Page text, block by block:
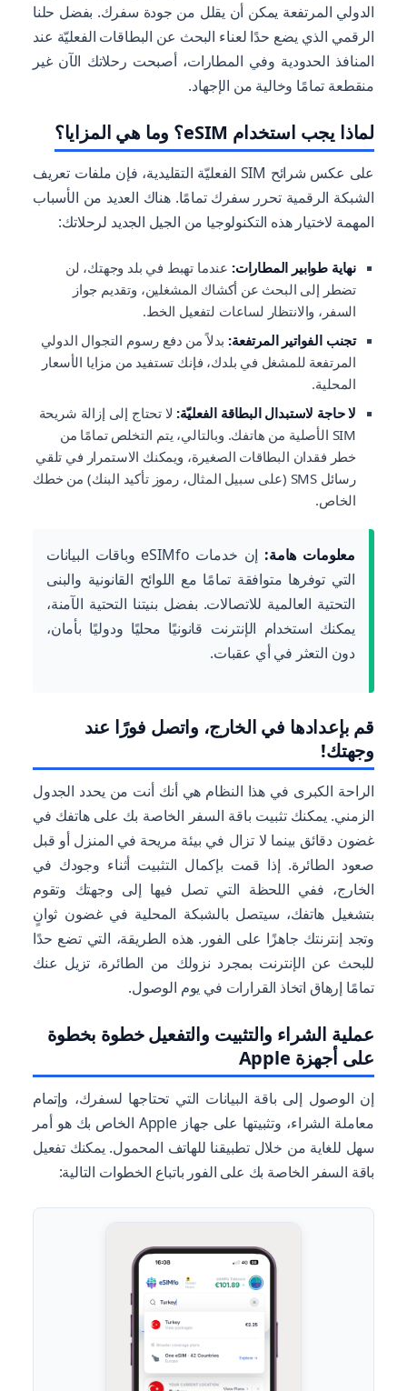
الدولي المرتفعة يمكن أن يقلل من جودة سفرك. بفضل حلنا
الرقمي الذي يضع حدًا لعناء البحث عن البطاقات الفعليّة عند
المنافذ الحدودية وفي المطارات، أصبحت رحلاتك الآن غير
منقطعة تمامًا وخالية من الإجهاد.
لماذا يجب استخدام eSIM؟ وما هي المزايا؟
على عكس شرائح SIM الفعليّة التقليدية، فإن ملفات تعريف
الشبكة الرقمية تحرر سفرك تمامًا. هناك العديد من الأسباب
المهمة لاختيار هذه التكنولوجيا من الجيل الجديد لرحلاتك:
نهاية طوابير المطارات: عندما تهبط في بلد وجهتك، لن
تضطر إلى البحث عن أكشاك المشغلين، وتقديم جواز
السفر، والانتظار لساعات لتفعيل الخط.
تجنب الفواتير المرتفعة: بدلاً من دفع رسوم التجوال الدولي
المرتفعة للمشغل في بلدك، فإنك تستفيد من مزايا الأسعار
المحلية.
لا حاجة لاستبدال البطاقة الفعليّة: لا تحتاج إلى إزالة شريحة
SIM الأصلية من هاتفك. وبالتالي، يتم التخلص تمامًا من
خطر فقدان البطاقات الصغيرة، ويمكنك الاستمرار في تلقي
رسائل SMS (على سبيل المثال، رموز تأكيد البنك) من خطك
الخاص.
معلومات هامة:
إن خدمات eSIMfo وباقات البيانات
التي توفرها متوافقة تمامًا مع اللوائح القانونية والبنى
التحتية العالمية للاتصالات. بفضل بنيتنا التحتية الآمنة،
يمكنك استخدام الإنترنت قانونيًا محليًا ودوليًا بأمان،
دون التعثر في أي عقبات.
قم بإعدادها في الخارج، واتصل فورًا عند
وجهتك!
الراحة الكبرى في هذا النظام هي أنك أنت من يحدد الجدول
الزمني. يمكنك تثبيت باقة السفر الخاصة بك على هاتفك في
غضون دقائق بينما لا تزال في بيئة مريحة في المنزل أو قبل
صعود الطائرة. إذا قمت بإكمال التثبيت أثناء وجودك في
الخارج، ففي اللحظة التي تصل فيها إلى وجهتك وتقوم
بتشغيل هاتفك، سيتصل بالشبكة المحلية في غضون ثوانٍ
وتجد إنترنتك جاهزًا على الفور. هذه الطريقة، التي تضع حدًا
للبحث عن الإنترنت بمجرد نزولك من الطائرة، تزيل عنك
تمامًا إرهاق اتخاذ القرارات في يوم الوصول.
عملية الشراء والتثبيت والتفعيل خطوة بخطوة
على أجهزة Apple
إن الوصول إلى باقة البيانات التي تحتاجها لسفرك، وإتمام
معاملة الشراء، وتثبيتها على جهاز Apple الخاص بك هو أمر
سهل للغاية من خلال تطبيقنا للهاتف المحمول. يمكنك تفعيل
باقة السفر الخاصة بك على الفور باتباع الخطوات التالية: